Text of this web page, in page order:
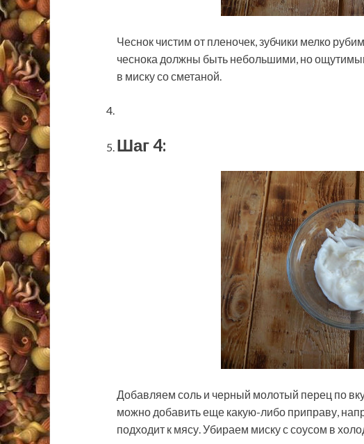
Чеснок чистим от пленочек, зубчики мелко
чеснока должны быть небольшими, но
в миску со сметаной.
Шаг 4:
Добавляем соль и черный молотый перец по
можно добавить еще какую-либо приправу,
подходит к мясу. Убираем миску с соусом в